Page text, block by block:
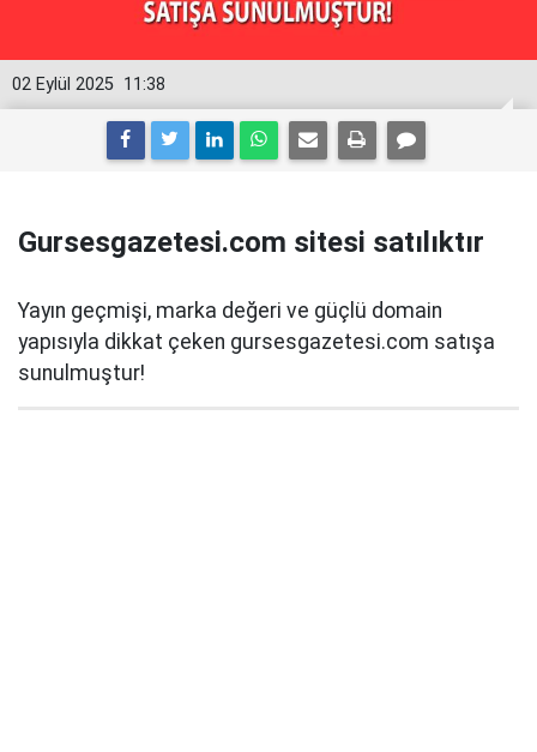
11:38
02 Eylül 2025
Gursesgazetesi.com sitesi satılıktır
Yayın geçmişi, marka değeri ve güçlü domain
yapısıyla dikkat çeken gursesgazetesi.com satışa
sunulmuştur!